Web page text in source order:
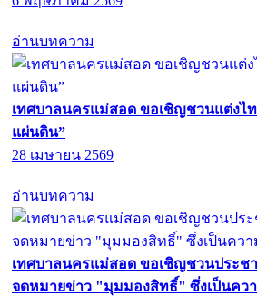
อ่านบทความ
เทศบาลนครแม่สอด ขอเชิญชวนแต่งไ
แผ่นดิน”
28 เมษายน 2569
อ่านบทความ
เทศบาลนครแม่สอด ขอเชิญชวนประช
จดหมายข่าว "มุมมองสิทธิ์" ซึ่งเป็นคว